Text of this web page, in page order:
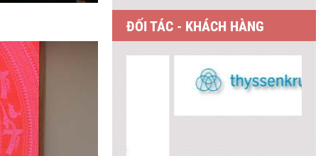
ĐỐI TÁC - KHÁCH HÀNG
LIÊN KẾT WEBSITE